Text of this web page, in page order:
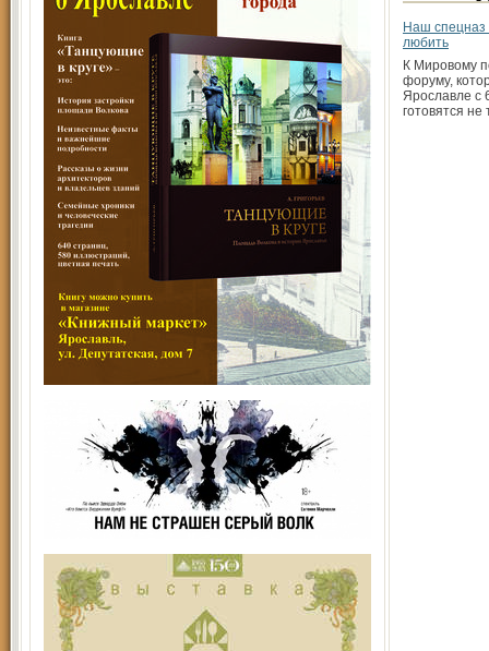
Наш спецназ
любить
К Мировому
форуму,
Ярославле с
готовятся не